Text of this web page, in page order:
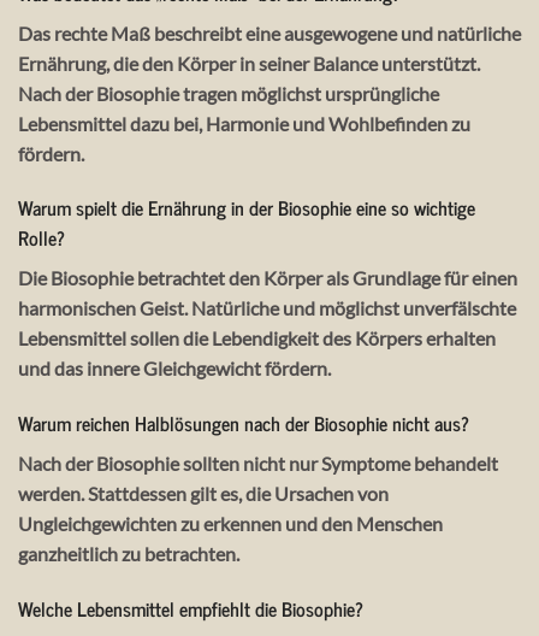
Das rechte Maß beschreibt eine ausgewogene und natürliche
Ernährung, die den Körper in seiner Balance unterstützt.
Nach der Biosophie tragen möglichst ursprüngliche
Lebensmittel dazu bei, Harmonie und Wohlbefinden zu
fördern.
Warum spielt die Ernährung in der Biosophie eine so wichtige
Rolle?
Die Biosophie betrachtet den Körper als Grundlage für einen
harmonischen Geist. Natürliche und möglichst unverfälschte
Lebensmittel sollen die Lebendigkeit des Körpers erhalten
und das innere Gleichgewicht fördern.
Warum reichen Halblösungen nach der Biosophie nicht aus?
Nach der Biosophie sollten nicht nur Symptome behandelt
werden. Stattdessen gilt es, die Ursachen von
Ungleichgewichten zu erkennen und den Menschen
ganzheitlich zu betrachten.
Welche Lebensmittel empfiehlt die Biosophie?